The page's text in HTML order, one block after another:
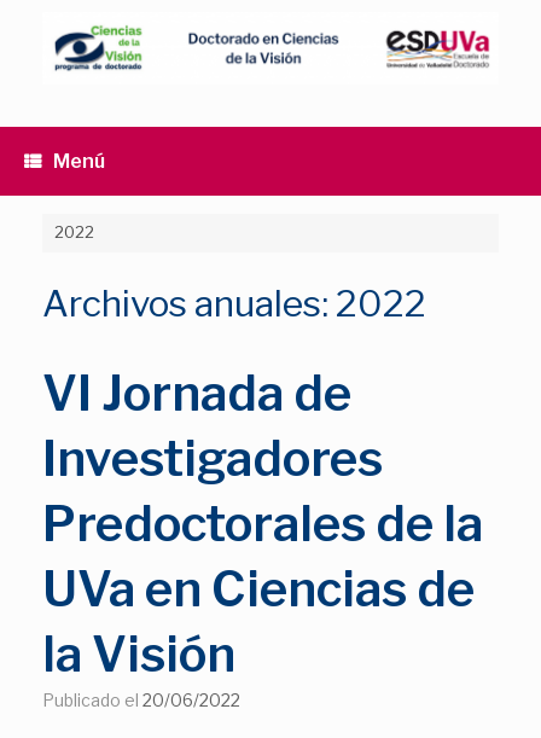
contenido
Menú
2022
Archivos anuales: 2022
VI Jornada de
Investigadores
Predoctorales de la
UVa en Ciencias de
la Visión
Publicado el 20/06/2022